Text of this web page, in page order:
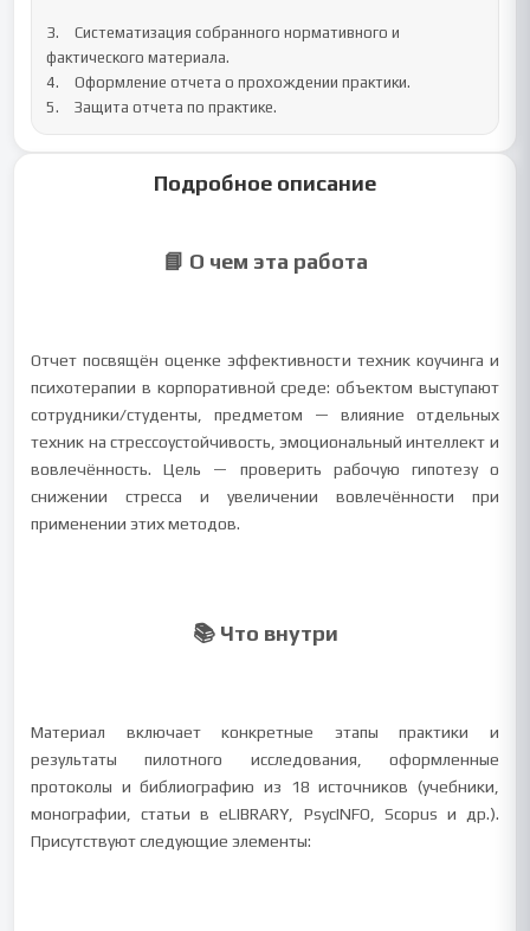
Подробное описание
📘 О чем эта работа
Отчет посвящён оценке эффективности техник коучинга и
психотерапии в корпоративной среде: объектом выступают
сотрудники/студенты, предметом — влияние отдельных
техник на стрессоустойчивость, эмоциональный интеллект и
вовлечённость. Цель — проверить рабочую гипотезу о
снижении стресса и увеличении вовлечённости при
применении этих методов.
📚 Что внутри
Материал включает конкретные этапы практики и
результаты пилотного исследования, оформленные
протоколы и библиографию из 18 источников (учебники,
монографии, статьи в eLIBRARY, PsycINFO, Scopus и др.).
Присутствуют следующие элементы: